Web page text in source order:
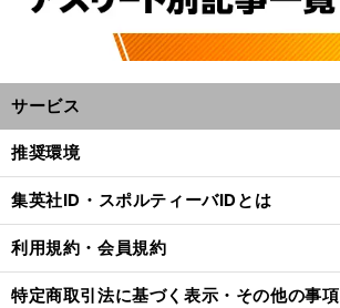
サービス
推奨環境
集英社ID・スポルティーバIDとは
利用規約・会員規約
特定商取引法に基づく表示・その他の事項